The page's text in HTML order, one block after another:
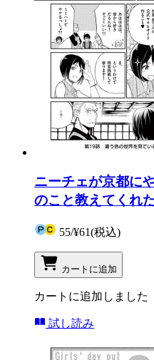
ニーチェが京都に
のこと教えてくれ
55/¥61(税込)
カートに追加
カートに追加しました
試し読み